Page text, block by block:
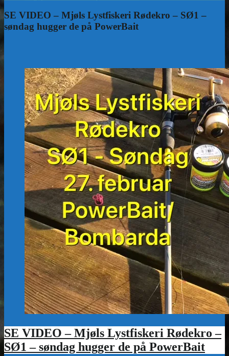
SE VIDEO – Mjøls Lystfiskeri Rødekro – SØ1 –
søndag hugger de på PowerBait
SE VIDEO – Mjøls Lystfiskeri Rødekro –
SØ1 – søndag hugger de på PowerBait